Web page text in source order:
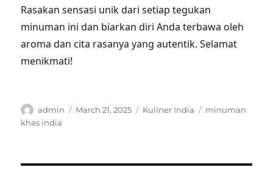
Rasakan sensasi unik dari setiap tegukan
minuman ini dan biarkan diri Anda terbawa oleh
aroma dan cita rasanya yang autentik. Selamat
menikmati!
Author
admin
Posted
March 21, 2025 Categories
Kuliner India Tags
minuman
khas india